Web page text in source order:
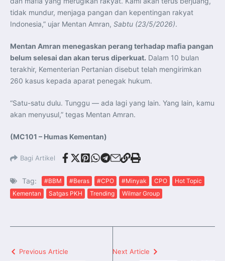
tidak mundur, menjaga pangan dan kepentingan rakyat
Indonesia,” ujar Mentan Amran, Sabtu (23/5/2026).
Mentan Amran menegaskan perang terhadap mafia pangan
belum selesai dan akan terus diperkuat. Dalam 10 bulan
terakhir, Kementerian Pertanian disebut telah mengirimkan
260 kasus kepada aparat penegak hukum.
“Satu-satu dulu. Tunggu — ada lagi yang lain. Yang lain, kamu
akan menyusul,” tegas Mentan Amran.
(MC101 – Humas Kementan)
Bagi Artikel
Tag: #BBM #Beras #CPO #Minyak CPO
Hot Topic
Kementan
Satgas PKH Trending Wilmar Group
Previous Article Next Article